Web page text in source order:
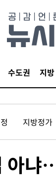
수도권 지방
지방정가
아